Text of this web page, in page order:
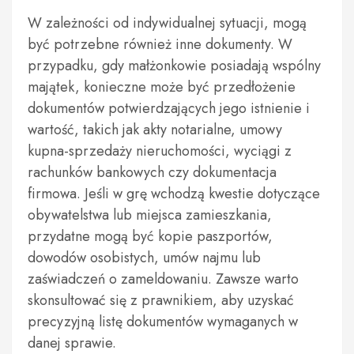
W zależności od indywidualnej sytuacji, mogą
być potrzebne również inne dokumenty. W
przypadku, gdy małżonkowie posiadają wspólny
majątek, konieczne może być przedłożenie
dokumentów potwierdzających jego istnienie i
wartość, takich jak akty notarialne, umowy
kupna-sprzedaży nieruchomości, wyciągi z
rachunków bankowych czy dokumentacja
firmowa. Jeśli w grę wchodzą kwestie dotyczące
obywatelstwa lub miejsca zamieszkania,
przydatne mogą być kopie paszportów,
dowodów osobistych, umów najmu lub
zaświadczeń o zameldowaniu. Zawsze warto
skonsultować się z prawnikiem, aby uzyskać
precyzyjną listę dokumentów wymaganych w
danej sprawie.